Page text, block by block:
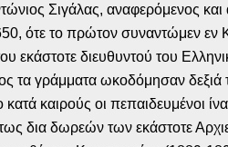
Σιγάλας, αναφερόμενος και
ότε το πρώτον συναντώμεν εν
εκάστοτε διευθυντού του
τα γράμματα ωκοδόμησαν δεξιά
καιρούς οι πεπαιδευμένοι
δια δωρεών των εκάστοτε